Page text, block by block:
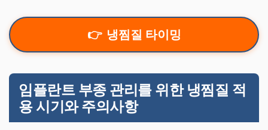
냉찜질 타이밍
임플란트 부종 관리를 위한 냉찜질 적
용 시기와 주의사항